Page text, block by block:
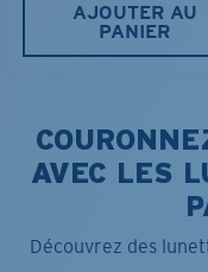
AJOUTER AU
PANIER
AVEC LES
Découvrez des